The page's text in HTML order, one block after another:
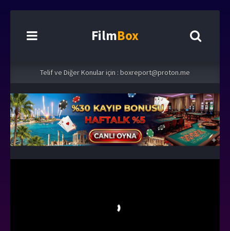
FilmBox
Telif ve Diğer Konular için : boxreport@proton.me